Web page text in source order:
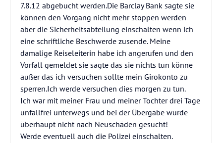
7.8.12 abgebucht werden.Die Barclay Bank sagte sie
können den Vorgang nicht mehr stoppen werden
aber die Sicherheitsabteilung einschalten wenn ich
eine schriftliche Beschwerde zusende. Meine
damalige Reiseleiterin habe ich angerufen und den
Vorfall gemeldet sie sagte das sie nichts tun könne
außer das ich versuchen sollte mein Girokonto zu
sperren.Ich werde versuchen dies morgen zu tun.
Ich war mit meiner Frau und meiner Tochter drei Tage
unfallfrei unterwegs und bei der Übergabe wurde
überhaupt nicht nach Neuschäden gesucht!
Werde eventuell auch die Polizei einschalten.